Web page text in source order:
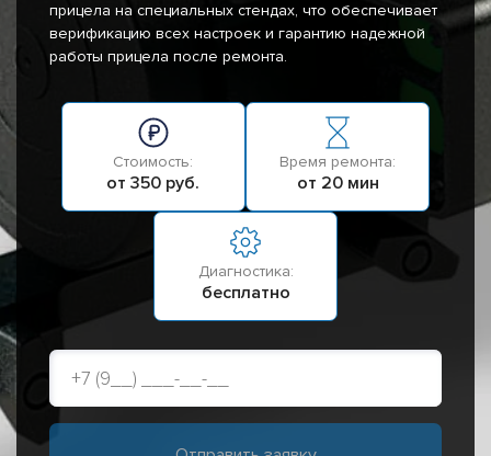
прицела на специальных стендах, что обеспечивает
верификацию всех настроек и гарантию надежной
работы прицела после ремонта.
Стоимость:
от 350 руб.
Время ремонта:
от 20 мин
Диагностика:
бесплатно